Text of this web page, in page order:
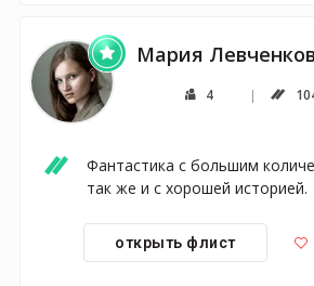
Мария
4
Фантастика с большим
так же и с хорошей историей.
открыть флист